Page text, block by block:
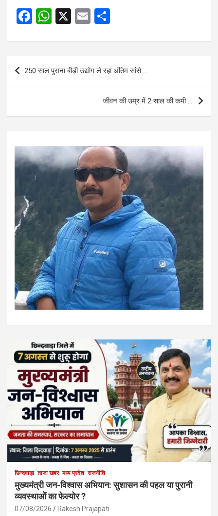
F
ce
b
o
W
at
A
X
E
ail ar
e
Post
navigation
250 साल पुराना बीड़ी उद्योग ले रहा अंतिम सांसे ….
जीवन की उम्र में 2 साल की कमी ….
छिन्दवाड़ा ताजा खबर मध्य प्रदेश राजनीति
मुख्यमंत्री जन-विश्वास अभियान: सुशासन की पहल या पुरानी
व्यवस्थाओं का फेल्योर ?
07/08/2026 Rakesh Prajapati